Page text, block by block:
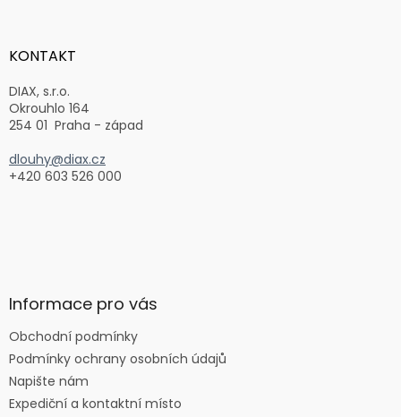
aKONTAKT
DIAX, s.r.o.
Okrouhlo 164
254 01 Praha - západ
dlouhy@diax.cz
+420 603 526 000
Informace pro vás
Obchodní podmínky
Podmínky ochrany osobních údajů
Napište nám
Expediční a kontaktní místo